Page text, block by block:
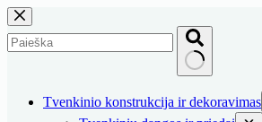
Skip
to
content
results Tvenkinio konstrukcija ir dekoravimas